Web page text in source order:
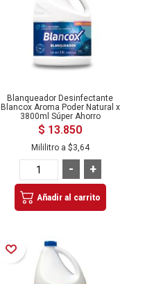
Blanqueador Desinfectante
Blancox Aroma Poder Natural x
3800ml Súper Ahorro
$ 13.850
Mililitro a $3,64
+
-
Añadir al carrito
Añadir a la Lista de Deseos